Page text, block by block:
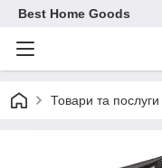
Best Home Goods
Товари та послуги